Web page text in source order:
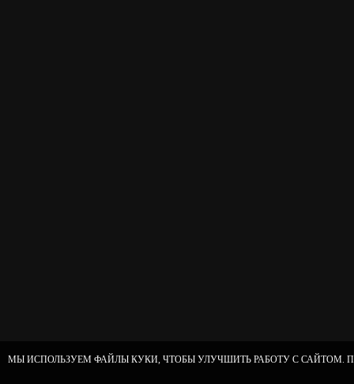
МЫ ИСПОЛЬЗУЕМ ФАЙЛЫ КУКИ, ЧТОБЫ УЛУЧШИТЬ РАБОТУ С САЙТОМ.